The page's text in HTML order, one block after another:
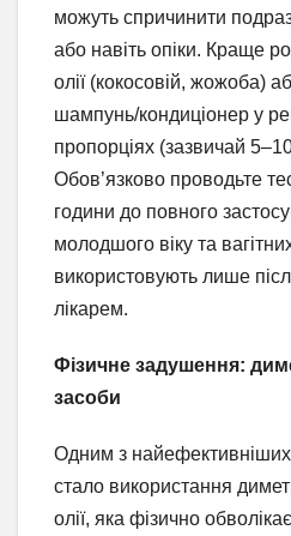
можуть спричинити
або навіть опіки. Краще
олії (кокосовій, жожоба)
шампунь/кондиціонер у
пропорціях (зазвичай
Обов’язково проводьте
години до повного
молодшого віку та
використовують лише
лікарем.
Фізичне задушення:
засоби
Одним з найефективніших
стало використання
олії, яка фізично